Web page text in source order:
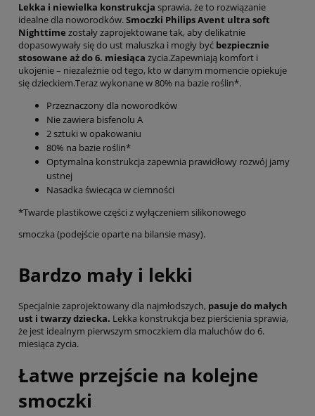
Lekka i niewielka konstrukcja sprawia, że to rozwiązanie
idealne dla noworodków.Smoczki Philips Avent ultra soft
Nighttime zostały zaprojektowane tak, aby delikatnie
dopasowywały się do ust maluszka i mogły być bezpiecznie
stosowane aż do 6. miesiąca życia.Zapewniają komfort i
ukojenie – niezależnie od tego, kto w danym momencie opiekuje
się dzieckiem.Teraz wykonane w 80% na bazie roślin*.
Przeznaczony dla noworodków
Nie zawiera bisfenolu A
2 sztuki w opakowaniu
80% na bazie roślin*
Optymalna konstrukcja zapewnia prawidłowy rozwój jamy
ustnej
Nasadka świecąca w ciemności
*Twarde plastikowe części z wyłączeniem silikonowego
smoczka (podejście oparte na bilansie masy).
Bardzo mały i lekki
Specjalnie zaprojektowany dla najmłodszych, pasuje do małych
ust i twarzy dziecka. Lekka konstrukcja bez pierścienia sprawia,
że jest idealnym pierwszym smoczkiem dla maluchów do 6.
miesiąca życia.
Łatwe przejście na kolejne
smoczki